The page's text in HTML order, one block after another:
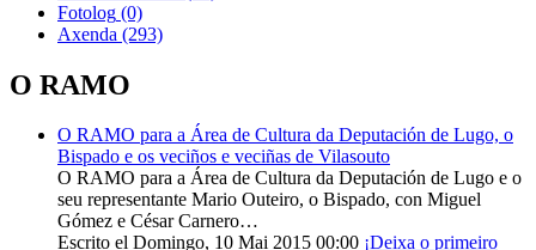
Fotolog (0)
Axenda (293)
O RAMO
O RAMO para a Área de Cultura da Deputación de Lugo, o
Bispado e os veciños e veciñas de Vilasouto
O RAMO para a Área de Cultura da Deputación de Lugo e o
seu representante Mario Outeiro, o Bispado, con Miguel
Gómez e César Carnero…
Escrito el Domingo, 10 Mai 2015 00:00 ¡Deixa o primeiro